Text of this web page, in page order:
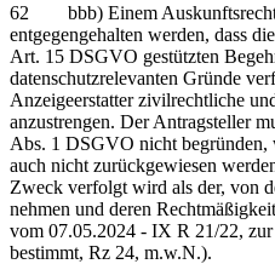
62 bbb) Einem Auskunftsrecht
entgegengehalten werden, dass
Art. 15 DSGVO gestützten
datenschutzrelevanten Gründe
Anzeigeerstatter zivilrechtliche
anzustrengen. Der Antragsteller
Abs. 1 DSGVO nicht begründen,
auch nicht zurückgewiesen
Zweck verfolgt wird als der, von
nehmen und deren
vom 07.05.2024 - IX R 21/22,
bestimmt, Rz 24, m.w.N.).